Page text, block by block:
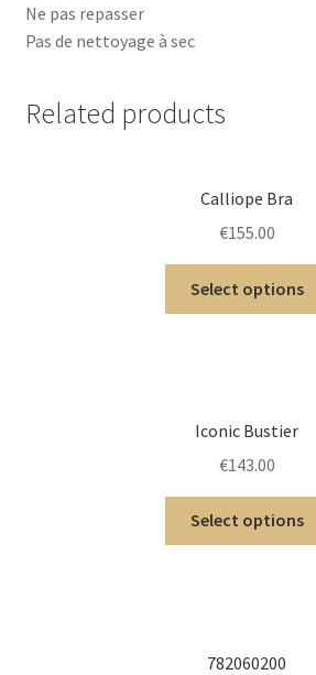
Ne pas repasser
Pas de nettoyage à sec
Related products
Calliope Bra
€155.00
Select options
Iconic Bustier
€143.00
Select options
782060200